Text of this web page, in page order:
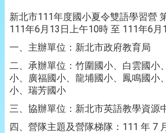
新北市111年度國小夏令雙語學習營
111年6月13日上午10時 至 111年6月
一、主辦單位：新北市政府教育局
二、承辦單位：竹圍國小、白雲國小
小、廣福國小、龍埔國小、鳳鳴國小
小、瑞芳國小
三、協辦單位：新北市英語教學資源
四、營隊主題及營隊梯隊：111 年 7